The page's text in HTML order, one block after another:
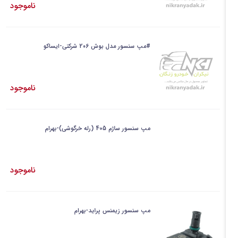
ناموجود
#مپ سنسور مدل بوش 206 شرکتی-ایساکو
ناموجود
مپ سنسور ساژم 405 (رله خرگوشی)-بهرام
ناموجود
مپ سنسور زیمنس پراید-بهرام